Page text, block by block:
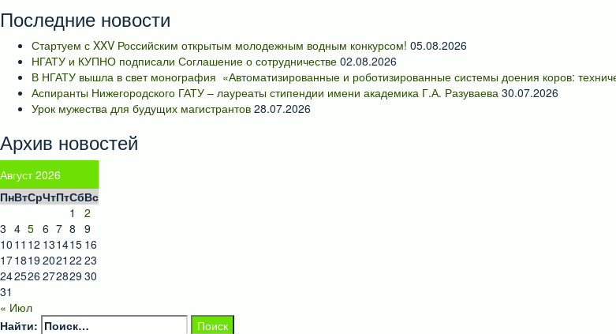
Последние новости
Стартуем с XXV Российским открытым молодежным водным конкурсом! 05.08.2026
НГАТУ и КУПНО подписали Соглашение о сотрудничестве 02.08.2026
В НГАТУ вышла в свет монография «Автоматизированные и роботизированные системы доения коров:
Аспиранты Нижегородского ГАТУ – лауреаты стипендии имени академика Г.А. Разуваева 30.07.2026
Урок мужества для будущих магистрантов 28.07.2026
Архив новостей
Август 2026
ПнВтСрЧтПтСбВс
1
2
3 4 5 6 7 8 9
10 11 12 131415 16
171819 2021 22 23
242526 272829 30
31
« Июл
Найти: